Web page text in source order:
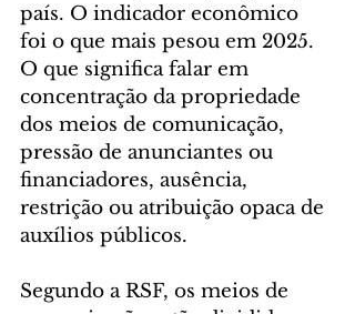
país. O indicador econômico
foi o que mais pesou em 2025.
O que significa falar em
concentração da propriedade
dos meios de comunicação,
pressão de anunciantes ou
financiadores, ausência,
restrição ou atribuição opaca de
auxílios públicos.
Segundo a RSF, os meios de